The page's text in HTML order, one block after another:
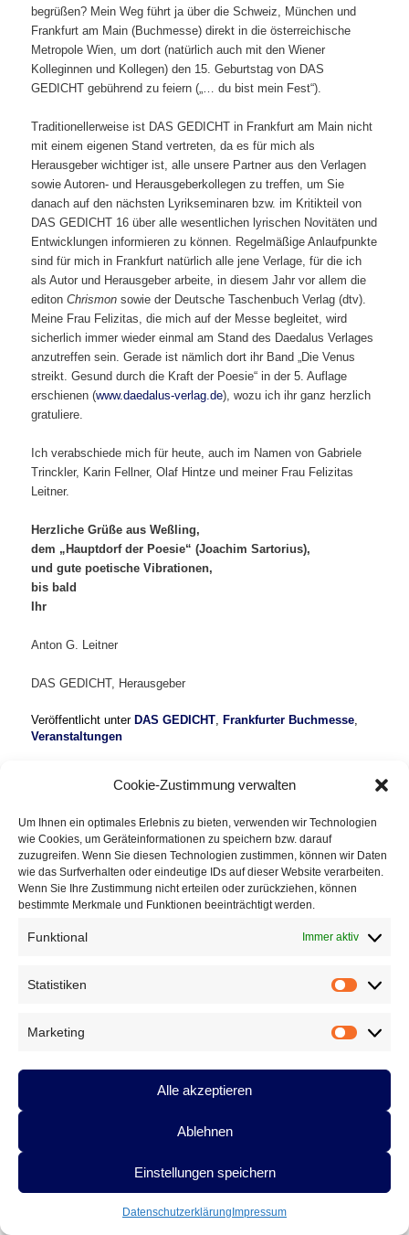
Cookie-Zustimmung verwalten
Um Ihnen ein optimales Erlebnis zu bieten, verwenden wir Technologien
wie Cookies, um Geräteinformationen zu speichern bzw. darauf
zuzugreifen. Wenn Sie diesen Technologien zustimmen, können wir Daten
wie das Surfverhalten oder eindeutige IDs auf dieser Website verarbeiten.
Wenn Sie Ihre Zustimmung nicht erteilen oder zurückziehen, können
bestimmte Merkmale und Funktionen beeinträchtigt werden.
Funktional Immer aktiv
Statistiken
Marketing
Marketing
Alle akzeptieren
Ablehnen
Einstellungen speichern
Datenschutzerklärung Impressum
begrüßen? Mein Weg führt ja über die Schweiz, München und
Frankfurt am Main (Buchmesse) direkt in die österreichische
Metropole Wien, um dort (natürlich auch mit den Wiener
Kolleginnen und Kollegen) den 15. Geburtstag von DAS
GEDICHT gebührend zu feiern („… du bist mein Fest“).
Traditionellerweise ist DAS GEDICHT in Frankfurt am Main nicht
mit einem eigenen Stand vertreten, da es für mich als
Herausgeber wichtiger ist, alle unsere Partner aus den Verlagen
sowie Autoren- und Herausgeberkollegen zu treffen, um Sie
danach auf den nächsten Lyrikseminaren bzw. im Kritikteil von
DAS GEDICHT 16 über alle wesentlichen lyrischen Novitäten und
Entwicklungen informieren zu können. Regelmäßige Anlaufpunkte
sind für mich in Frankfurt natürlich alle jene Verlage, für die ich
als Autor und Herausgeber arbeite, in diesem Jahr vor allem die
editon Chrismon sowie der Deutsche Taschenbuch Verlag (dtv).
Meine Frau Felizitas, die mich auf der Messe begleitet, wird
sicherlich immer wieder einmal am Stand des Daedalus Verlages
anzutreffen sein. Gerade ist nämlich dort ihr Band „Die Venus
streikt. Gesund durch die Kraft der Poesie“ in der 5. Auflage
erschienen (www.daedalus-verlag.de), wozu ich ihr ganz herzlich
gratuliere.
Ich verabschiede mich für heute, auch im Namen von Gabriele
Trinckler, Karin Fellner, Olaf Hintze und meiner Frau Felizitas
Leitner.
Herzliche Grüße aus Weßling,
dem „Hauptdorf der Poesie“ (Joachim Sartorius),
und gute poetische Vibrationen,
bis bald
Ihr
Anton G. Leitner
DAS GEDICHT, Herausgeber
Veröffentlicht unter DAS GEDICHT, Frankfurter Buchmesse,
Veranstaltungen
DAS GEDICHT
Club der lesenden Lyriker
Poesie 21
Ausschreibungen und Wettbewerbe
Literaturbetrieb
Fluglärm
Vermischtes
Celan – Das Auge von Celan« von Susana Szwarc
5. August 2026
31. Juli 2026